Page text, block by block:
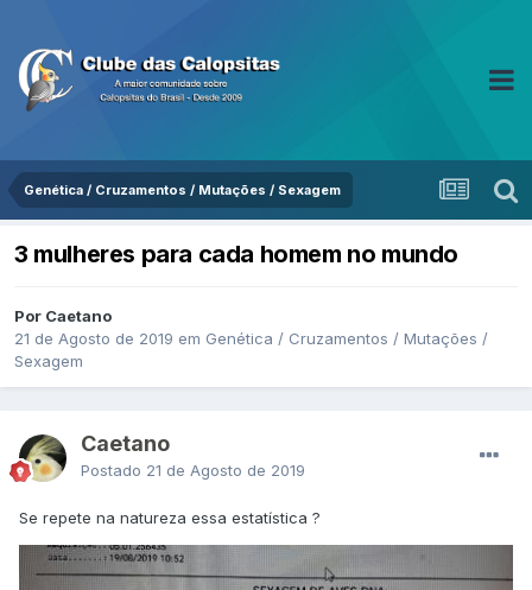
Genética / Cruzamentos / Mutações / Sexagem
3 mulheres para cada homem no mundo
Por Caetano
21 de Agosto de 2019 em Genética / Cruzamentos / Mutações /
Sexagem
Caetano
Postado 21 de Agosto de 2019
Se repete na natureza essa estatística ?